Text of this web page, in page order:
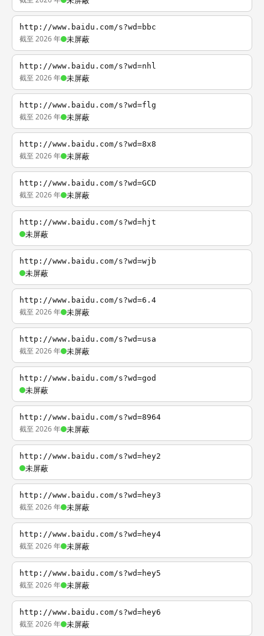
http://www.baidu.com/s?wd=bbc
截至 2026 年 未屏蔽
http://www.baidu.com/s?wd=nhl
截至 2026 年 未屏蔽
http://www.baidu.com/s?wd=flg
截至 2026 年 未屏蔽
http://www.baidu.com/s?wd=8x8
截至 2026 年 未屏蔽
http://www.baidu.com/s?wd=GCD
截至 2026 年 未屏蔽
http://www.baidu.com/s?wd=hjt
未屏蔽
http://www.baidu.com/s?wd=wjb
未屏蔽
http://www.baidu.com/s?wd=6.4
截至 2026 年 未屏蔽
http://www.baidu.com/s?wd=usa
截至 2026 年 未屏蔽
http://www.baidu.com/s?wd=god
未屏蔽
http://www.baidu.com/s?wd=8964
截至 2026 年 未屏蔽
http://www.baidu.com/s?wd=hey2
未屏蔽
http://www.baidu.com/s?wd=hey3
截至 2026 年 未屏蔽
http://www.baidu.com/s?wd=hey4
截至 2026 年 未屏蔽
http://www.baidu.com/s?wd=hey5
截至 2026 年 未屏蔽
http://www.baidu.com/s?wd=hey6
截至 2026 年 未屏蔽